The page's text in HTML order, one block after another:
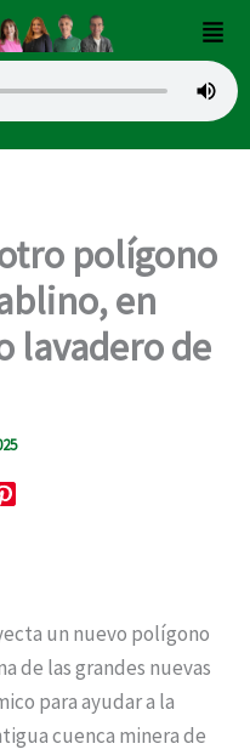
polígono
en
lavadero de
un nuevo polígono
de las grandes nuevas
para ayudar a la
cuenca minera de